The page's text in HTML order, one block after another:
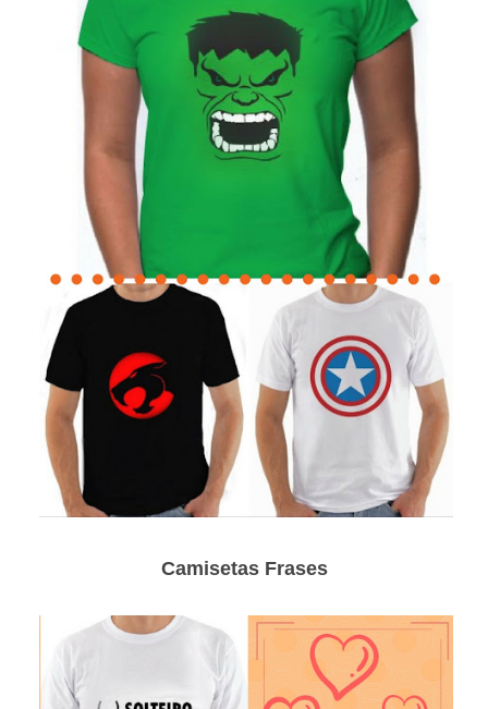
Camisetas Frases